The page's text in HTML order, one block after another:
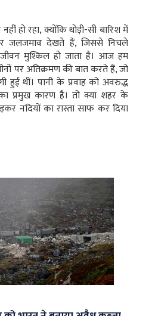
हो रहा, क्योंकि थोड़ी-सी बारिश में
जलजमाव देखते हैं, जिससे निचले
मुश्किल हो जाता है। आज हम
पर अतिक्रमण की बात करते हैं, जो
थीं। पानी के प्रवाह को अवरुद्ध
प्रमुख कारण है। तो क्या शहर के
नदियों का रास्ता साफ कर दिया